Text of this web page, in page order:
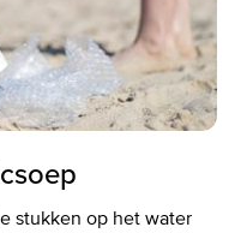
stukken op het water